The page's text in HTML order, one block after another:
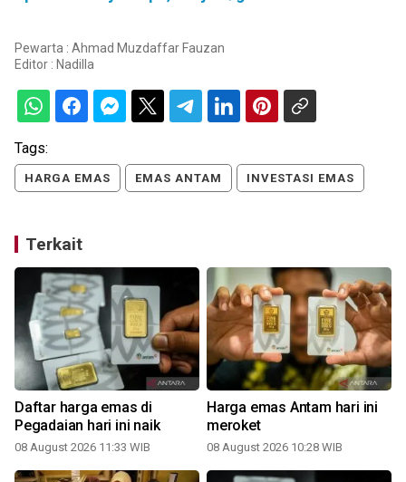
Pewarta : Ahmad Muzdaffar Fauzan
Editor : Nadilla
Tags:
HARGA EMAS EMAS ANTAM INVESTASI EMAS
Terkait
Daftar harga emas di
Pegadaian hari ini naik
08 August 2026 11:33 WIB
Harga emas Antam hari ini
meroket
08 August 2026 10:28 WIB